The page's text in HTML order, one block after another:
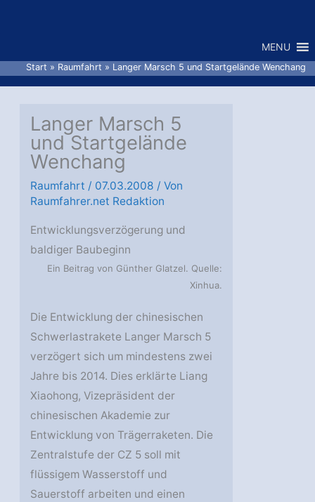
MENU
Start Raumfahrt Langer Marsch 5 und Startgelände Wenchang
Langer Marsch 5
und Startgelände
Wenchang
Raumfahrt / 07.03.2008 / Von
Raumfahrer.net Redaktion
Entwicklungsverzögerung und
baldiger Baubeginn
Ein Beitrag von Günther Glatzel. Quelle:
Xinhua.
Die Entwicklung der chinesischen
Schwerlastrakete Langer Marsch 5
verzögert sich um mindestens zwei
Jahre bis 2014. Dies erklärte Liang
Xiaohong, Vizepräsident der
chinesischen Akademie zur
Entwicklung von Trägerraketen. Die
Zentralstufe der CZ 5 soll mit
flüssigem Wasserstoff und
Sauerstoff arbeiten und einen